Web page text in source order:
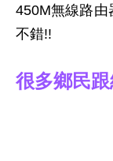
450M無線路由
不錯!!
很多鄉民